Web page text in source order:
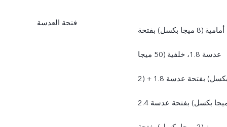
فتحة العدسة
أمامية (8 ميجا بكسل) بفتحة
عدسة 1.8، خلفية (50 ميجا
بكسل) بفتحة عدسة 1.8 + (2
ميجا بكسل) بفتحة عدسة 2.4